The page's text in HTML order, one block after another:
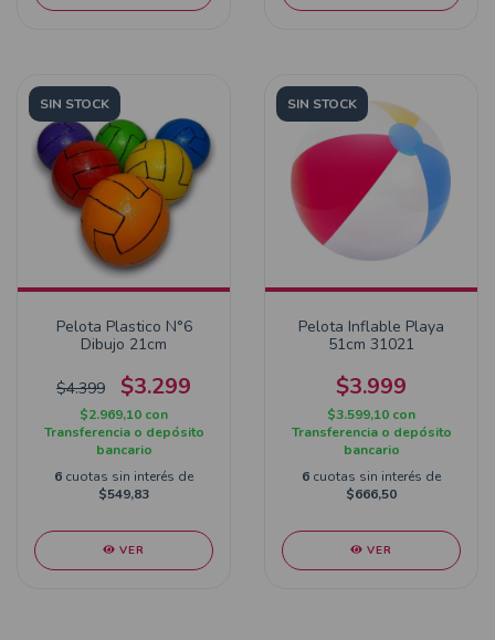
SIN STOCK
Pelota Plastico N°6
Dibujo 21cm
$4.399 $3.299
$2.969,10 con
Transferencia o depósito
bancario
6 cuotas sin interés de
$549,83
VER
SIN STOCK
Pelota Inflable Playa
51cm 31021
$3.999
$3.599,10 con
Transferencia o depósito
bancario
6 cuotas sin interés de
$666,50
VER